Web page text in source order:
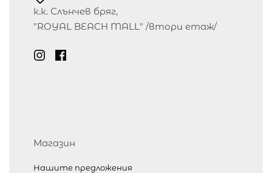
к.к. Слънчев бряг,
"ROYAL BEACH MALL" /втори етаж/
Магазин
Нашите предложения